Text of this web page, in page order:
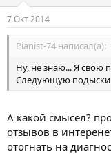
7 Окт 2014
Pianist-74 написал(а):
Ну, не знаю... Я свою
Следующую
А какой смысел?
отзывов в
отогнать на